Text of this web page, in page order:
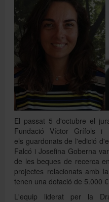
El passat 5 d'octubre el
Fundació Víctor Grífols
els guardonats de l'edició
Falcó i Josefina Goberna
de les beques de recerca
projectes relacionats amb
tenen una dotació de 5.000 €.
L'equip liderat per la